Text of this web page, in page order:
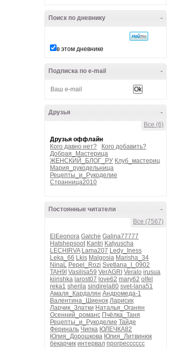
-
Поиск по дневнику
в этом дневнике
-
Подписка по e-mail
-
Друзья
Все (6)
Друзья оффлайн
Кого давно нет?
Кого добавить?
Добрая_Мастерица
ЖЕНСКИЙ_БЛОГ_РУ Клуб_мастериц
Мария_рукодельница
Рецепты_и_Рукоделие
Странница2010
-
Постоянные читатели
Все (7567)
ElEeonora Galche Galina77777
Hatshepsoot Kantri Katyuscha
LECHIRVA Lama207 Ledy_Iness
Leka_66 Lkis Malgosia Marisha_34
NinaL Pepel_Rozi Svetlana_I_0902
TAH9I Vasilisa59 VerAGRI Veralo irusua
kiirishka larost07 love62 mary62 olfel
reka1 sherila sindirela80 svet-lana51
Амаля_Кардалян Андромеда-1
Валентина_Шиенок Ларисик
Ларчик_Златки Наталья_Оганян
Осенний_романс Пчёлка_Таня
Рецепты_и_Рукоделие Тайде
Фериналь Чипка ЮЛЕЧКА82
Юлия_Дорошкова Юлия_Литвинюк
бекарчик интервал прогресссссс